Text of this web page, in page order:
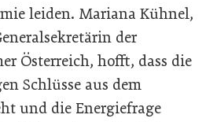
leiden. Mariana Kühnel,
der
Österreich, hofft, dass die
Schlüsse aus dem
und die Energiefrage